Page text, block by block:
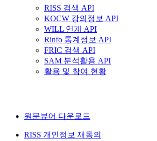
RISS 검색 API
KOCW 강의정보 API
WILL 연계 API
Rinfo 통계정보 API
FRIC 검색 API
SAM 분석활용 API
활용 및 참여 현황
원문뷰어 다운로드
RISS 개인정보 재동의